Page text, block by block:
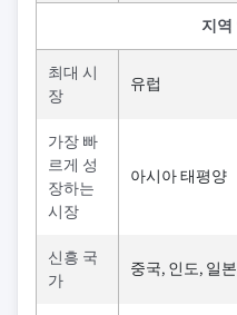
지역
최대 시
장
유럽
가장 빠
르게 성
장하는
시장
아시아 태평양
신흥 국
가
중국, 인도, 일본